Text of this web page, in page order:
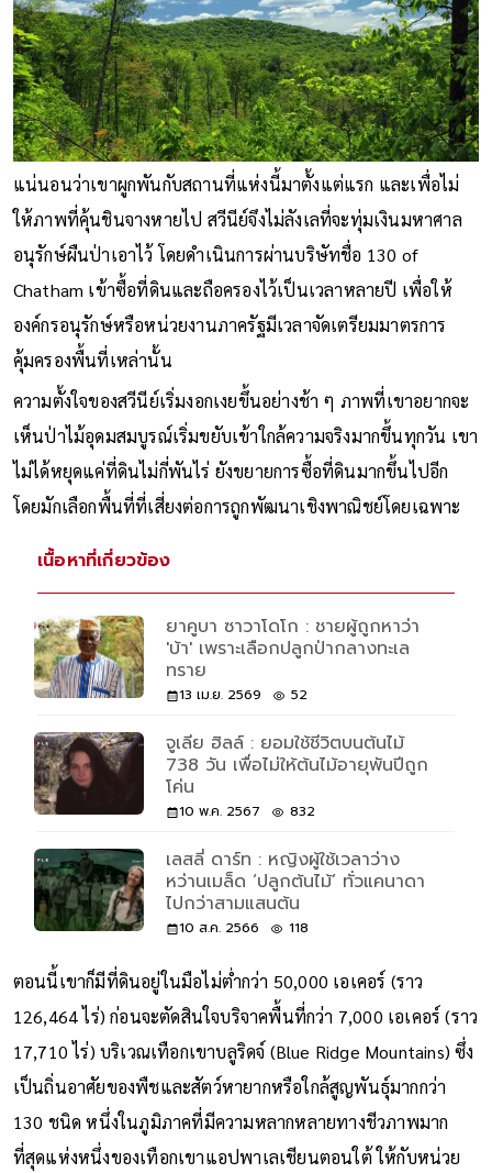
แน่นอนว่าเขาผูกพันกับสถานที่แห่งนี้มาตั้งแต่แรก และเพื่อไม่
ให้ภาพที่คุ้นชินจางหายไป สวีนีย์จึงไม่ลังเลที่จะทุ่มเงินมหาศาล
อนุรักษ์ผืนป่าเอาไว้ โดยดำเนินการผ่านบริษัทชื่อ 130 of
Chatham เข้าซื้อที่ดินและถือครองไว้เป็นเวลาหลายปี เพื่อให้
องค์กรอนุรักษ์หรือหน่วยงานภาครัฐมีเวลาจัดเตรียมมาตรการ
คุ้มครองพื้นที่เหล่านั้น
ความตั้งใจของสวีนีย์เริ่มงอกเงยขึ้นอย่างช้า ๆ ภาพที่เขาอยากจะ
เห็นป่าไม้อุดมสมบูรณ์เริ่มขยับเข้าใกล้ความจริงมากขึ้นทุกวัน เขา
ไม่ได้หยุดแค่ที่ดินไม่กี่พันไร่ ยังขยายการซื้อที่ดินมากขึ้นไปอีก
เนื้อหาที่เกี่ยวข้อง
ยาคูบา ซาวาโดโก : ชายผู้ถูกหาว่า
'บ้า' เพราะเลือกปลูกป่ากลางทะเล
ทราย
จูเลีย ฮิลล์ : ยอมใช้ชีวิตบนต้นไม้
738 วัน เพื่อไม่ให้ต้นไม้อายุพันปีถูก
โค่น
เลสลี่ ดาร์ท : หญิงผู้ใช้เวลาว่าง
หว่านเมล็ด ‘ปลูกต้นไม้’ ทั่วแคนาดา
ไปกว่าสามแสนต้น
ตอนนี้เขาก็มีที่ดินอยู่ในมือไม่ต่ำกว่า 50,000 เอเคอร์ (ราว
126,464 ไร่) ก่อนจะตัดสินใจบริจาคพื้นที่กว่า 7,000 เอเคอร์ (ราว
17,710 ไร่) บริเวณเทือกเขาบลูริดจ์ (Blue Ridge Mountains) ซึ่ง
เป็นถิ่นอาศัยของพืชและสัตว์หายากหรือใกล้สูญพันธุ์มากกว่า
130 ชนิด หนึ่งในภูมิภาคที่มีความหลากหลายทางชีวภาพมาก